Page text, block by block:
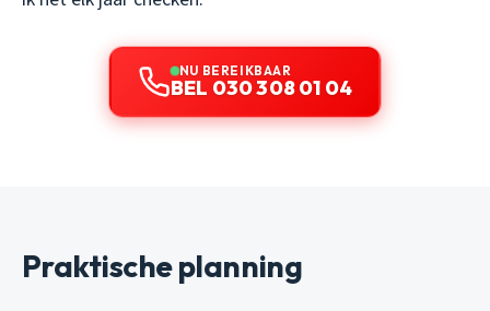
NU BEREIKBAAR
BEL 030 308 01 04
Praktische planning